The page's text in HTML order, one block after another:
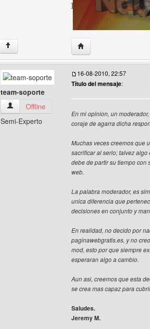
]
↑ Visitar sitio web del
team-soporte
team-soporte Ver perfil del usuario
Offline
Semi-Experto
16-08-2010, 22:57
Título del mensaje:
En mi opinion, un
coraje de agarra dicha
Muchas veces creemos que
sacrificar al serlo; talvez
debe de partir su tiempo con
web.
La palabra moderador, es
unica diferencia que
decisiones en conjunto y
En realidad, no decido por
paginawebgratis.es, y no
mod, esto por que siempre
esperaran algo a cambio.
Aun asi, creemos que esta
se crea mas capaz para
Saludes.
Jeremy M.